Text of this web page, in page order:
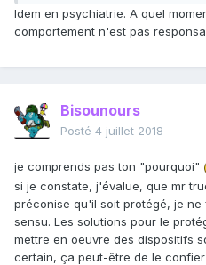
Idem en psychiatrie. A quel
comportement n'est pas
Bisounours
Posté 4 juillet 2018
je comprends pas ton "pourquoi"
si je constate, j'évalue, que mr
préconise qu'il soit protégé, je
sensu. Les solutions pour le
mettre en oeuvre des dispositifs
certain, ça peut-être de le